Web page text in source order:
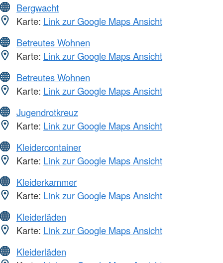
Bergwacht
Karte: Link zur Google Maps Ansicht
Betreutes Wohnen
Karte: Link zur Google Maps Ansicht
Betreutes Wohnen
Karte: Link zur Google Maps Ansicht
Jugendrotkreuz
Karte: Link zur Google Maps Ansicht
Kleidercontainer
Karte: Link zur Google Maps Ansicht
Kleiderkammer
Karte: Link zur Google Maps Ansicht
Kleiderläden
Karte: Link zur Google Maps Ansicht
Kleiderläden